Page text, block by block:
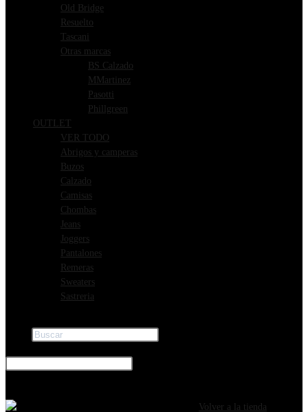
Old Bridge
Resuelto
Tascani
Otras marcas
BS Calzado
MMartinez
Pasotti
Phillgreen
OUTLET
VER TODO
Abrigos y camperas
Buzos
Calzado
Camisas
Chombas
Jeans
Joggers
Pantalones
Remeras
Sweaters
Sastreria
Volver a la tienda